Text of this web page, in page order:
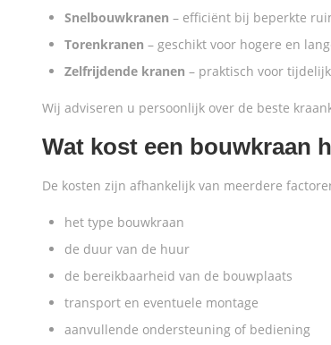
Snelbouwkranen – efficiënt bij beperkte
Torenkranen – geschikt voor hogere en
Zelfrijdende kranen – praktisch voor
Wij adviseren u persoonlijk over de beste
Wat kost een bouwkraan
De kosten zijn afhankelijk van meerdere
het type bouwkraan
de duur van de huur
de bereikbaarheid van de bouwplaats
transport en eventuele montage
aanvullende ondersteuning of bediening